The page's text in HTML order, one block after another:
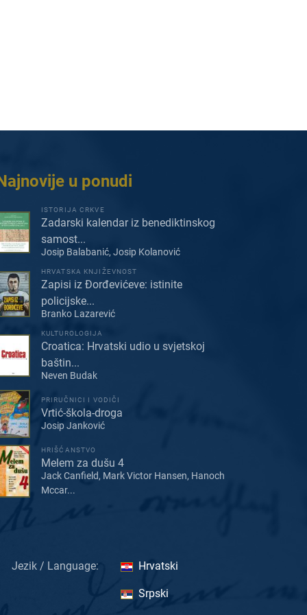
u ponudi
ISTORIJA CRKVE
Zadarski kalendar iz benediktinskog
samost...
Josip Balabanić, Josip Kolanović
HRVATSKA KNJIŽEVNOST
Zapisi iz Đorđevićeve: istinite
policijske...
Branko Lazarević
KULTUROLOGIJA
Croatica: Hrvatski udio u svjetskoj
baštin...
Neven Budak
PRIRUČNICI I VODIČI
Vrtić-škola-droga
Josip Janković
HRIŠĆANSTVO
Melem za dušu 4
Jack Canfield, Mark Victor Hansen, Hanoch
Mccar...
Jezik / Language: Hrvatski
Srpski